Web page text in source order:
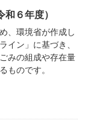
６年度）
、環境省が作成し
イン」に基づき、
みの組成や存在量
ものです。